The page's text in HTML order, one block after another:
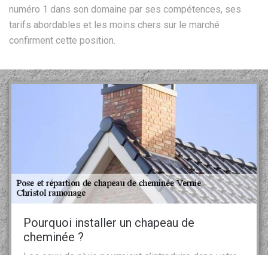
numéro 1 dans son domaine par ses compétences, ses
tarifs abordables et les moins chers sur le marché
confirment cette position.
Pourquoi installer un chapeau de
cheminée ?